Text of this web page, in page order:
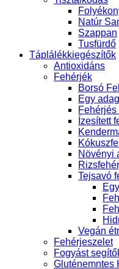
Natúr
Szappan
Tusfürdő
Táplálékkiegészítők
Antioxidáns
Fehérjék
Borsó
Egy
Ízesített
Növényi
Tejsavó
Vegán
Fehérjeszelet
Fogyást
Gluténemntes